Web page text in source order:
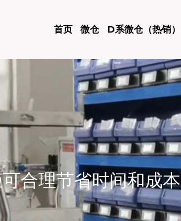
首页 微仓 D系微仓（热销）
合理节省时间和成本